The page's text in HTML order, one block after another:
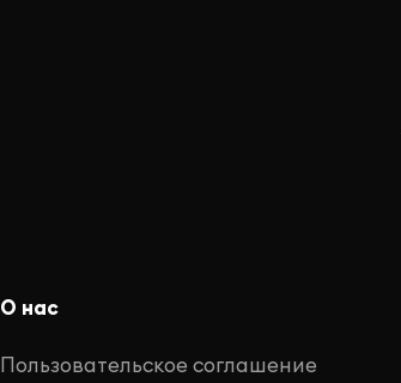
О нас
Пользовательское соглашение